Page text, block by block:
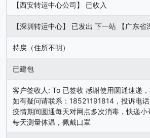
【西安转运中心公司】 已收入
【深圳转运中心】 已发出 下一站 【广东省
持戻（住所不明）
已建包
客户签收人: To 已签收 感谢使用圆通速递
如有疑问请联系：18521191814，投诉电
疫情期间圆通每天对网点多次消毒，快递小
每天测量体温，佩戴口罩